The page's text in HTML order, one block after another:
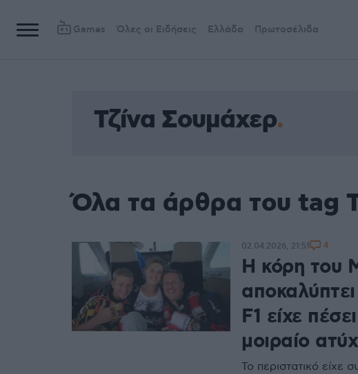
Games Όλες οι Ειδήσεις Ελλάδα Πρωτοσέλιδα
Τζίνα Σουμάχερ
Όλα τα άρθρα του tag
Η κόρη του
F1 είχε
μοιραίο
Το περιστατικό είχε
02.04.2026, 21:51 4